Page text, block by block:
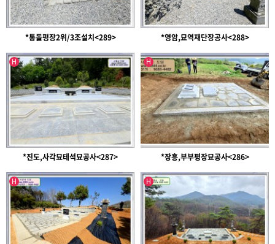
*통돌평장2위/3조설치<289> *영암,묘역재단장공사<288>
H
인기글
*진도,사각묘테석묘공사<287>
H
인기글
*장흥,부부평장묘공사<286>
H
인기글
H
인기글